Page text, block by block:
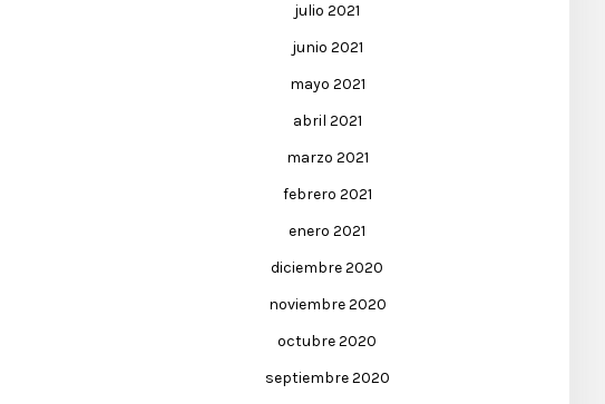
julio 2021
junio 2021
mayo 2021
abril 2021
marzo 2021
febrero 2021
enero 2021
diciembre 2020
noviembre 2020
octubre 2020
septiembre 2020